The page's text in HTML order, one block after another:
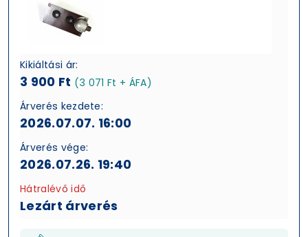
Kikiáltási ár:
3 900 Ft (3 071 Ft + ÁFA)
Árverés kezdete:
2026.07.07. 16:00
Árverés vége:
2026.07.26. 19:40
Hátralévő idő
Lezárt árverés